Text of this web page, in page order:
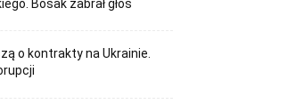
Bosak zabrał głos
o kontrakty na Ukrainie.